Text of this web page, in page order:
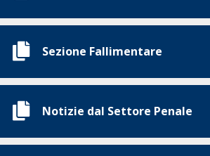
Sezione Fallimentare
Notizie dal Settore Penale